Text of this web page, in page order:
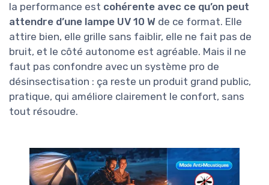
la performance est cohérente avec ce qu’on peut
attendre d’une lampe UV 10 W de ce format. Elle
attire bien, elle grille sans faiblir, elle ne fait pas de
bruit, et le côté autonome est agréable. Mais il ne
faut pas confondre avec un système pro de
désinsectisation : ça reste un produit grand public,
pratique, qui améliore clairement le confort, sans
tout résoudre.